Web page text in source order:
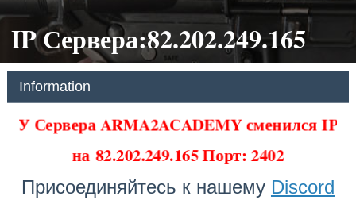
IP Сервера:82.202.249.165
Information
У Сервера ARMA2ACADEMY сменился IP
на 82.202.249.165 Порт: 2402
Присоединяйтесь к нашему Discord